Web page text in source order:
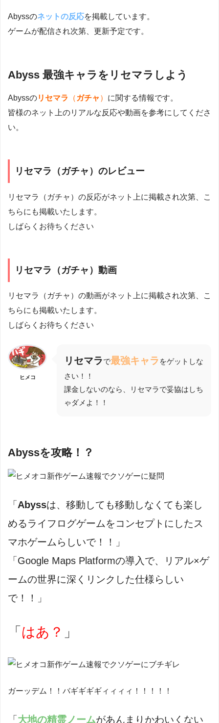
Abyssのネットの反応を掲載しています。
ゲームが配信され次第、更新予定です。
Abyss 最強キャラをリセマラしよう
Abyssのリセマラ （ガチャ ） に関する情報です。
皆様のネット上のリアルな反応や動画を参考にしてくださ
い。
リセマラ（ガチャ）のレビュー
リセマラ（ガチャ）の反応がネット上に掲載され次第、こ
ちらにも掲載いたします。
しばらくお待ちください
リセマラ（ガチャ）動画
リセマラ（ガチャ）の動画がネット上に掲載され次第、こ
ちらにも掲載いたします。
しばらくお待ちください
ヒメコ
リセマラで最強キャラ をゲットしな
さい！！
課金しないのなら、リセマラで妥協はしち
ゃダメよ！！
Abyssを攻略！？
「 Abyssは、移動しても移動しなくても楽し
めるライフログゲームをコンセプトにしたス
マホゲームらしいで！！」
「Google Maps Platformの導入で、リアル×ゲ
ームの世界に深くリンクした仕様らしい
で！！」
「 はあ？ 」
ガーッデム！！バギギギギィィィィ！！！！！
「 大地の精霊ノームがあんまりかわいくない